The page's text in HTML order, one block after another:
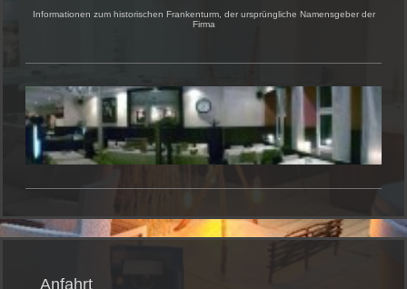
Informationen zum historischen Frankenturm, der ursprüngliche Namensgeber der
Firma
Anfahrt